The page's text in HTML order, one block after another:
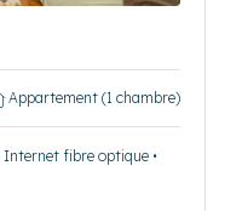
Appartement (1 chambre)
Internet fibre optique •